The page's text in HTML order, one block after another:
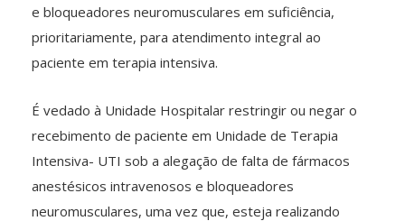
e bloqueadores neuromusculares em suficiência,
prioritariamente, para atendimento integral ao
paciente em terapia intensiva.
É vedado à Unidade Hospitalar restringir ou negar o
recebimento de paciente em Unidade de Terapia
Intensiva- UTI sob a alegação de falta de fármacos
anestésicos intravenosos e bloqueadores
neuromusculares, uma vez que, esteja realizando